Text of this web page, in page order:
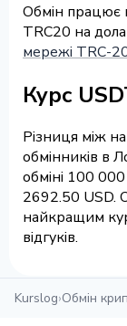
Обмін працює
TRC20 на
мережі TRC-
Курс
Різниця між
обмінників в
обміні 100
2692.50 USD.
найкращим
відгуків.
Kurslog›Обмін